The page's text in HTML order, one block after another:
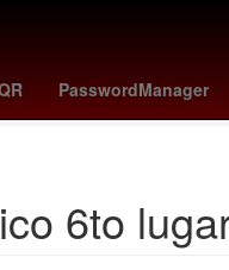
PasswordManager
Gobierno LeBron James
6to